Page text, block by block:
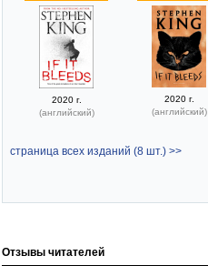
2020 г.
(английский)
2020 г.
(английский)
страница всех изданий (8 шт.) >>
Отзывы читателей